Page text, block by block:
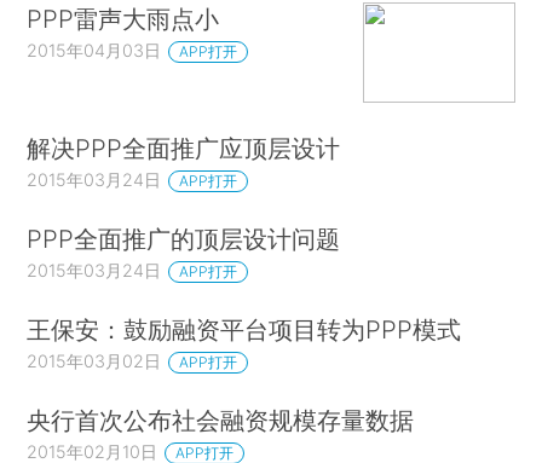
PPP雷声大雨点小
2015年04月03日 APP打开
解决PPP全面推广应顶层设计
2015年03月24日 APP打开
PPP全面推广的顶层设计问题
2015年03月24日 APP打开
王保安：鼓励融资平台项目转为PPP模式
2015年03月02日 APP打开
央行首次公布社会融资规模存量数据
2015年02月10日 APP打开